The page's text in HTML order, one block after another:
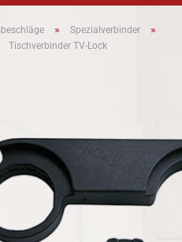
» Spezialverbinder »
Tischverbinder TV-Lock